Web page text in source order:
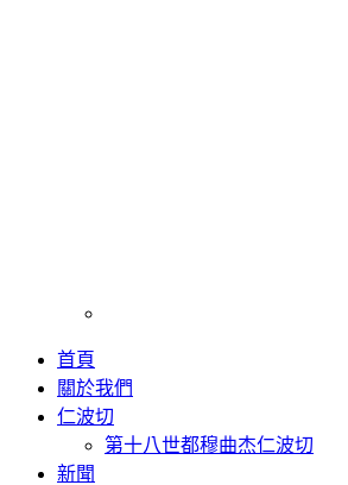
首頁
關於我們
仁波切
第十八世都穆曲杰仁波切
新聞